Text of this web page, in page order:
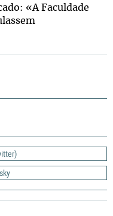
«A Faculdade